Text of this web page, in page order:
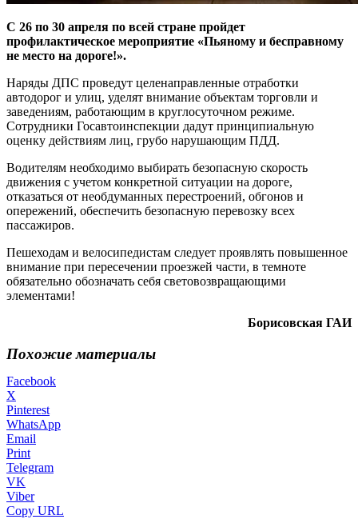
С 26 по 30 апреля по всей стране пройдет
профилактическое мероприятие «Пьяному и бесправному
не место на дороге!».
Наряды ДПС проведут целенаправленные отработки
автодорог и улиц, уделят внимание объектам торговли и
заведениям, работающим в круглосуточном режиме.
Сотрудники Госавтоинспекции дадут принципиальную
оценку действиям лиц, грубо нарушающим ПДД.
Водителям необходимо выбирать безопасную скорость
движения с учетом конкретной ситуации на дороге,
отказаться от необдуманных перестроений, обгонов и
опережений, обеспечить безопасную перевозку всех
пассажиров.
Пешеходам и велосипедистам следует проявлять повышенное
внимание при пересечении проезжей части, в темноте
обязательно обозначать себя световозвращающими
элементами!
Борисовская ГАИ
Похожие материалы
Facebook
X
Pinterest
WhatsApp
Email
Print
Telegram
VK
Viber
Copy URL